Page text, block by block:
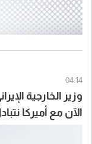
04:14
وزير الخارجية
الآن مع أميركا